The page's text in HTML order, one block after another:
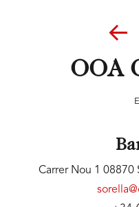
OOA
Carrer Nou 1 08870